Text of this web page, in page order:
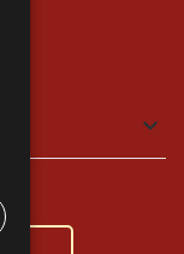
keyboard_arrow_down
sui